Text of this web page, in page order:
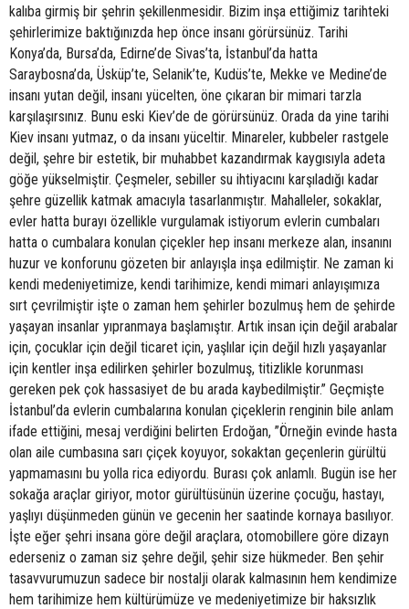
kalıba girmiş bir şehrin şekillenmesidir. Bizim inşa ettiğimiz tarihteki
şehirlerimize baktığınızda hep önce insanı görürsünüz. Tarihi
Konya’da, Bursa’da, Edirne’de Sivas’ta, İstanbul’da hatta
Saraybosna’da, Üsküp’te, Selanik’te, Kudüs’te, Mekke ve Medine’de
insanı yutan değil, insanı yücelten, öne çıkaran bir mimari tarzla
karşılaşırsınız. Bunu eski Kiev’de de görürsünüz. Orada da yine tarihi
Kiev insanı yutmaz, o da insanı yüceltir. Minareler, kubbeler rastgele
değil, şehre bir estetik, bir muhabbet kazandırmak kaygısıyla adeta
göğe yükselmiştir. Çeşmeler, sebiller su ihtiyacını karşıladığı kadar
şehre güzellik katmak amacıyla tasarlanmıştır. Mahalleler, sokaklar,
evler hatta burayı özellikle vurgulamak istiyorum evlerin cumbaları
hatta o cumbalara konulan çiçekler hep insanı merkeze alan, insanını
huzur ve konforunu gözeten bir anlayışla inşa edilmiştir. Ne zaman ki
kendi medeniyetimize, kendi tarihimize, kendi mimari anlayışımıza
sırt çevrilmiştir işte o zaman hem şehirler bozulmuş hem de şehirde
yaşayan insanlar yıpranmaya başlamıştır. Artık insan için değil arabalar
için, çocuklar için değil ticaret için, yaşlılar için değil hızlı yaşayanlar
için kentler inşa edilirken şehirler bozulmuş, titizlikle korunması
gereken pek çok hassasiyet de bu arada kaybedilmiştir.” Geçmişte
İstanbul’da evlerin cumbalarına konulan çiçeklerin renginin bile anlam
ifade ettiğini, mesaj verdiğini belirten Erdoğan, ”Örneğin evinde hasta
olan aile cumbasına sarı çiçek koyuyor, sokaktan geçenlerin gürültü
yapmamasını bu yolla rica ediyordu. Burası çok anlamlı. Bugün ise her
sokağa araçlar giriyor, motor gürültüsünün üzerine çocuğu, hastayı,
yaşlıyı düşünmeden günün ve gecenin her saatinde kornaya basılıyor.
İşte eğer şehri insana göre değil araçlara, otomobillere göre dizayn
ederseniz o zaman siz şehre değil, şehir size hükmeder. Ben şehir
tasavvurumuzun sadece bir nostalji olarak kalmasının hem kendimize
hem tarihimize hem kültürümüze ve medeniyetimize bir haksızlık